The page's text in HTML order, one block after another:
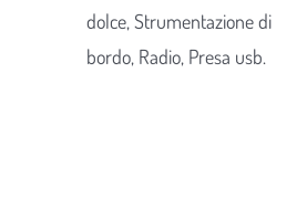
dolce, Strumentazione di
bordo, Radio, Presa usb.